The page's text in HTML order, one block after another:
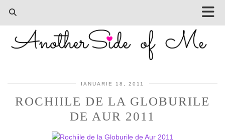
IANUARIE 18, 2011
ROCHIILE DE LA GLOBURILE
DE AUR 2011